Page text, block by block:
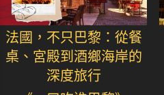
法國，不只巴黎：從餐
桌、宮殿到酒鄉海岸的
深度旅行